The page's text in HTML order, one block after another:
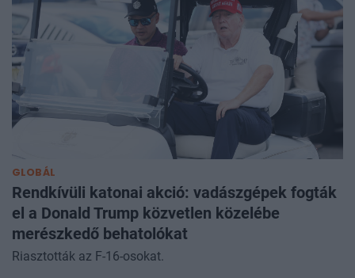
leghatékonyabbnak ítélt pályamunkák jutottak a döntőbe.
Ezzel a teljesítménnyel a döntősök már egyúttal Finalist
díjasok, valamint biztos pontszerzők a nemzetközi Effie
Index világranglistán.
GLOBÁL
Rendkívüli katonai akció: vadászgépek fogták
el a Donald Trump közvetlen közelébe
merészkedő behatolókat
Riasztották az F-16-osokat.